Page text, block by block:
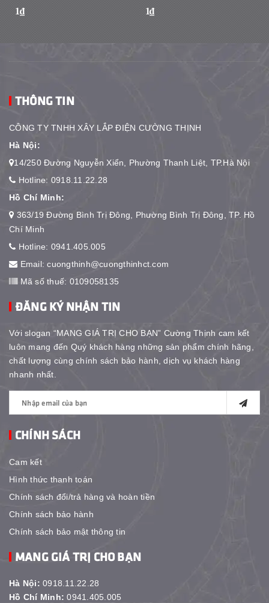
1₫
1₫
THÔNG TIN
CÔNG TY TNHH XÂY LẮP ĐIỆN CƯỜNG THỊNH
Hà Nội:
14/250 Đường Nguyễn Xiển, Phường Thanh Liệt, TP.Hà Nội
Hotline: 0918.11.22.28
Hồ Chí Minh:
363/19 Đường Bình Trị Đông, Phường Bình Trị Đông, TP. Hồ
Chí Minh
Hotline: 0941.405.005
Email:cuongthinh@cuongthinhct.com
Mã số thuế: 0109058135
ĐĂNG KÝ NHẬN TIN
Với slogan “MANG GIÁ TRỊ CHO BẠN” Cường Thịnh cam kết
luôn mang đến Quý khách hàng những sản phẩm chính hãng,
chất lượng cùng chính sách bảo hành, dịch vụ khách hàng
nhanh nhất.
CHÍNH SÁCH
Cam kết
Hình thức thanh toán
Chính sách đổi/trả hàng và hoàn tiền
Chính sách bảo hành
Chính sách bảo mật thông tin
MANG GIÁ TRỊ CHO BẠN
Hà Nội: 0918.11.22.28
Hồ Chí Minh:0941.405.005